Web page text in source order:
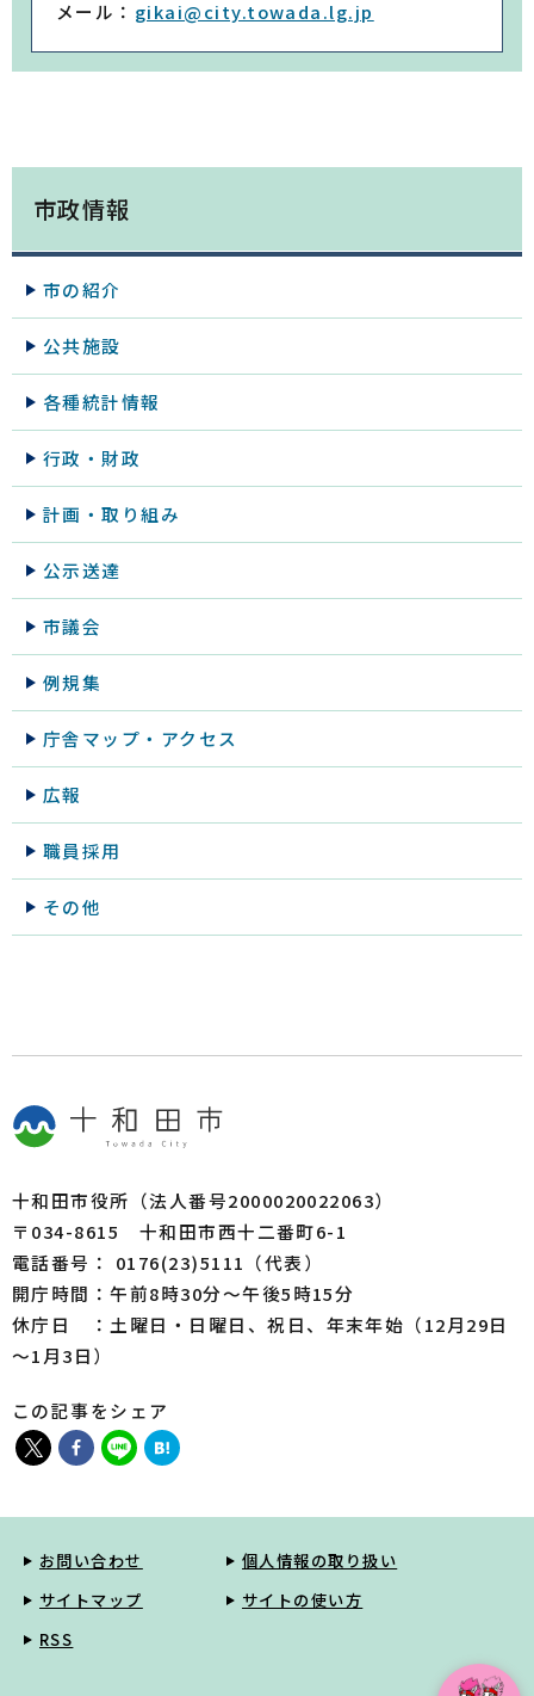
メール： gikai@city.towada.lg.jp
市政情報
市の紹介
公共施設
各種統計情報
行政・財政
計画・取り組み
公示送達
市議会
例規集
庁舎マップ・アクセス
広報
職員採用
その他
十和田市役所（法人番号2000020022063）
〒034-8615 十和田市西十二番町6-1
電話番号： 0176(23)5111（代表）
開庁時間：午前8時30分～午後5時15分
休庁日 ：土曜日・日曜日、祝日、年末年始（12月29日
～1月3日）
この記事をシェア
お問い合わせ
個人情報の取り扱い
サイトマップ
サイトの使い方
RSS